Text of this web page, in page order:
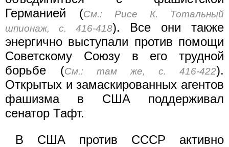
Германией (См.: Рисе К. Тотальный
шпионаж, с. 416-418). Все они также
энергично выступали против помощи
Советскому Союзу в его трудной
борьбе (См.: там же, с. 416-422).
Открытых и замаскированных агентов
фашизма в США поддерживал
сенатор Тафт.
В США против СССР активно